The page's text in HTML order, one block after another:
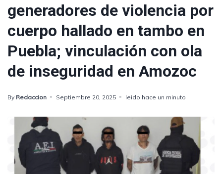
generadores de violencia por
cuerpo hallado en tambo en
Puebla; vinculación con ola
de inseguridad en Amozoc
By Redaccion Septiembre 20, 2025 leido hace un minuto